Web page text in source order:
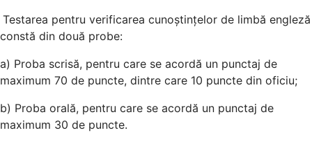
Testarea pentru verificarea cunoștințelor de limbă engleză
constă din două probe:
a) Proba scrisă, pentru care se acordă un punctaj de
maximum 70 de puncte, dintre care 10 puncte din oficiu;
b) Proba orală, pentru care se acordă un punctaj de
maximum 30 de puncte.